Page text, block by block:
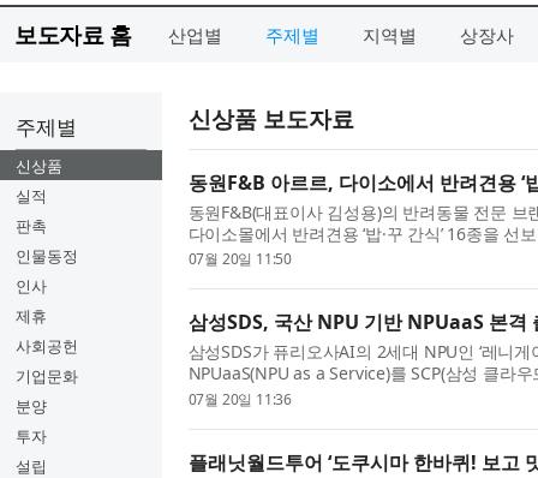
보도자료 홈 산업별 주제별 지역별 상장사
주제별
신상품
실적
판촉
인물동정
인사
제휴
사회공헌
기업문화
분양
투자
설립
신상품 보도자료
동원F&B 아르르, 다이소에서 반려견용 ‘
동원F&B(대표이사 김성용)의 반려동물 전문
다이소몰에서 반려견용 ‘밥·꾸 간식’ 16종을 선
꾸 간식’은 반려동물의 밥(사료) 위에 올려 급
07월 20일 11:50
삼성SDS, 국산 NPU 기반 NPUaaS 본격
삼성SDS가 퓨리오사AI의 2세대 NPU인 ‘레니게
NPUaaS(NPU as a Service)를 SCP(삼성 클라
밝혔다. 퓨리오사AI의 2세대 NPU 레니게이드
07월 20일 11:36
플래닛월드투어 ‘도쿠시마 한바퀴! 보고